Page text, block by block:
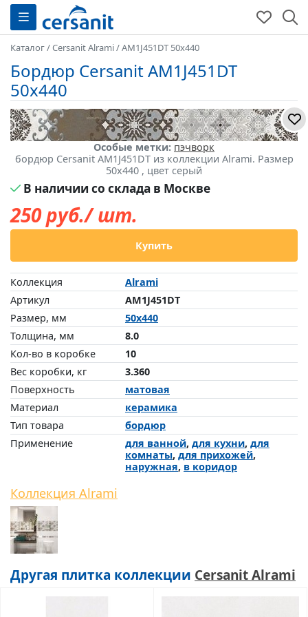
Каталог/Cersanit Alrami/AM1J451DT 50x440
Бордюр Cersanit AM1J451DT
50x440
Особые метки: пэчворк
бордюр Cersanit AM1J451DT из коллекции Alrami. Размер
50x440 , цвет серый
В наличии со склада в Москве
250руб./ шт.
Купить
Коллекция
Alrami
Артикул
AM1J451DT
Размер, мм
50x440
Толщина, мм
8.0
Кол-во в коробке
10
Вес коробки, кг
3.360
Поверхность
матовая
Материал
керамика
Тип товара
бордюр
Применение
для ванной, для кухни, для
комнаты, для прихожей,
наружная, в коридор
Коллекция Alrami
Другая плитка коллекции Cersanit Alrami